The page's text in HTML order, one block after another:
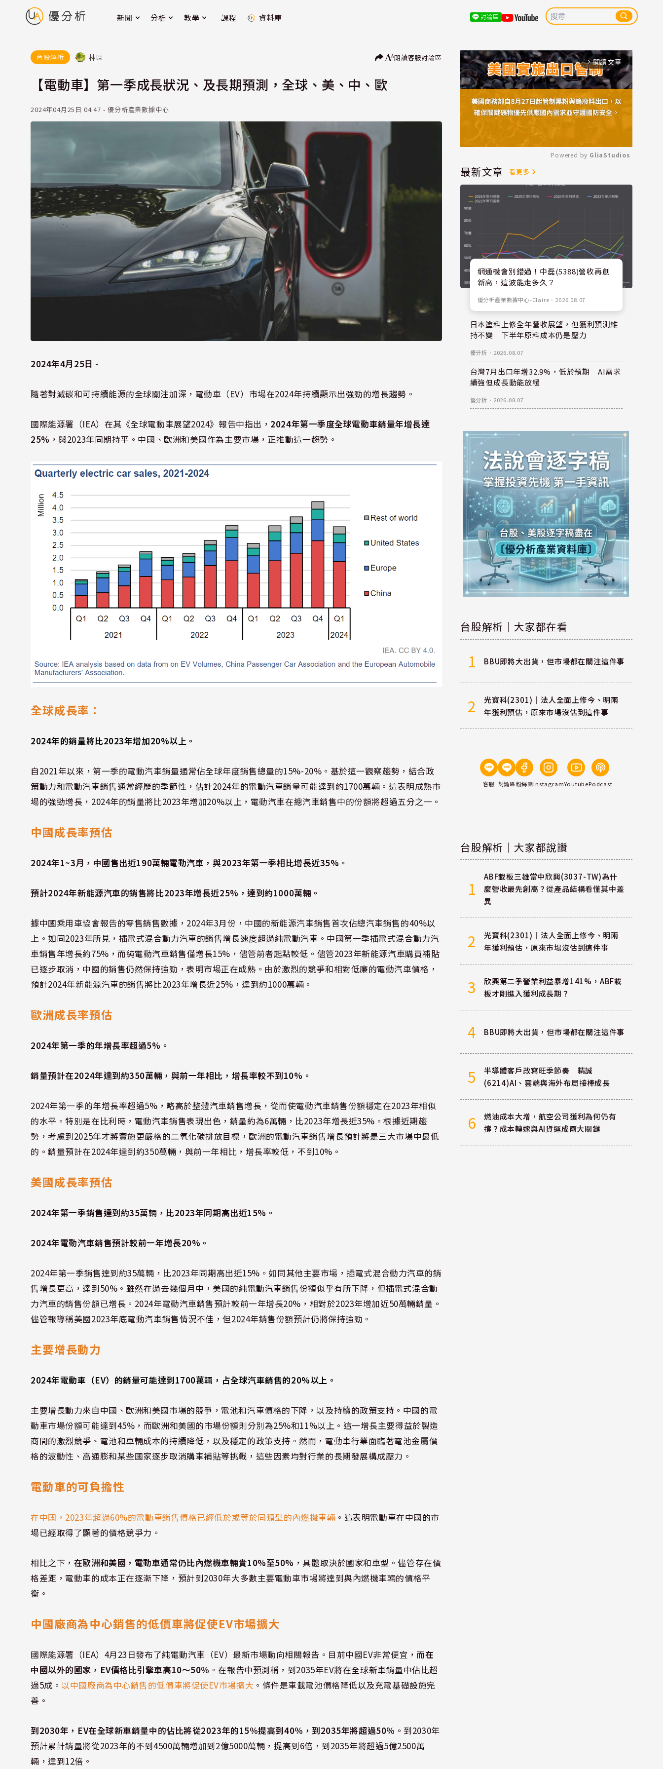
新聞 分析 教學 課程 資料庫 討論區
台股解析 林區 朗讀客服討論區
【電動車】第一季成長狀況、及長期預測，全球、美、中、歐
2024年04月25日 04:47 - 優分析產業數據中心
2024年4月25日 -
隨著對減碳和可持續能源的全球關注加深，電動車（EV）市場在2024年持續顯示出強勁的增長趨勢。
國際能源署（IEA）在其《全球電動車展望2024》報告中指出， 2024年第一季度全球電動車銷量年增長達
25% ，與2023年同期持平。中國、歐洲和美國作為主要市場，正推動這一趨勢。
全球成長率：
2024年的銷量將比2023年增加20%以上。
自2021年以來，第一季的電動汽車銷量通常佔全球年度銷售總量的15%-20%。基於這一觀察趨勢，結合政
策動力和電動汽車銷售通常經歷的季節性，估計2024年的電動汽車銷量可能達到約1700萬輛。這表明成熟市
場的強勁增長，2024年的銷量將比2023年增加20%以上，電動汽車在總汽車銷售中的份額將超過五分之一。
中國成長率預估
2024年1~3月，中國售出近190萬輛電動汽車，與2023年第一季相比增長近35%。
預計2024年新能源汽車的銷售將比2023年增長近25%，達到約1000萬輛。
據中國乘用車協會報告的零售銷售數據，2024年3月份，中國的新能源汽車銷售首次佔總汽車銷售的40%以
上。如同2023年所見，插電式混合動力汽車的銷售增長速度超過純電動汽車。中國第一季插電式混合動力汽
車銷售年增長約75%，而純電動汽車銷售僅增長15%，儘管前者起點較低。儘管2023年新能源汽車購買補貼
已逐步取消，中國的銷售仍然保持強勁，表明市場正在成熟。由於激烈的競爭和相對低廉的電動汽車價格，
預計2024年新能源汽車的銷售將比2023年增長近25%，達到約1000萬輛。
歐洲成長率預估
2024年第一季的年增長率超過5%。
銷量預計在2024年達到約350萬輛，與前一年相比，增長率較不到10%。
2024年第一季的年增長率超過5%，略高於整體汽車銷售增長，從而使電動汽車銷售份額穩定在2023年相似
的水平。特別是在比利時，電動汽車銷售表現出色，銷量約為6萬輛，比2023年增長近35%。根據近期趨
勢，考慮到2025年才將實施更嚴格的二氧化碳排放目標，歐洲的電動汽車銷售增長預計將是三大市場中最低
的。銷量預計在2024年達到約350萬輛，與前一年相比，增長率較低，不到10%。
美國成長率預估
2024年第一季銷售達到約35萬輛，比2023年同期高出近15%。
2024年電動汽車銷售預計較前一年增長20%。
2024年第一季銷售達到約35萬輛，比2023年同期高出近15%。如同其他主要市場，插電式混合動力汽車的銷
售增長更高，達到50%。雖然在過去幾個月中，美國的純電動汽車銷售份額似乎有所下降，但插電式混合動
力汽車的銷售份額已增長。2024年電動汽車銷售預計較前一年增長20%，相對於2023年增加近50萬輛銷量。
儘管報導稱美國2023年底電動汽車銷售情況不佳，但2024年銷售份額預計仍將保持強勁。
主要增長動力
2024年電動車（EV）的銷量可能達到1700萬輛，占全球汽車銷售的20%以上。
主要增長動力來自中國、歐洲和美國市場的競爭，電池和汽車價格的下降，以及持續的政策支持。中國的電
動車市場份額可能達到45%，而歐洲和美國的市場份額則分別為25%和11%以上。這一增長主要得益於製造
商間的激烈競爭、電池和車輛成本的持續降低，以及穩定的政策支持。然而，電動車行業面臨著電池金屬價
格的波動性、高通膨和某些國家逐步取消購車補貼等挑戰，這些因素均對行業的長期發展構成壓力。
電動車的可負擔性
在中國，2023年超過60%的電動車銷售價格已經低於或等於同類型的內燃機車輛 。這表明電動車在中國的市
場已經取得了顯著的價格競爭力。
相比之下， 在歐洲和美國，電動車通常仍比內燃機車輛貴10%至50% ，具體取決於國家和車型。儘管存在價
格差距，電動車的成本正在逐漸下降，預計到2030年大多數主要電動車市場將達到與內燃機車輛的價格平
衡。
中國廠商為中心銷售的低價車將促使EV市場擴大
國際能源署（IEA）4月23日發布了純電動汽車（EV）最新市場動向相關報告。目前中國EV非常便宜，而在
中國以外的國家，EV價格比引擎車高10～50％ 。在報告中預測稱，到2035年EV將在全球新車銷量中佔比超
過5成。以中國廠商為中心銷售的低價車將促使EV市場擴大 。條件是車載電池價格降低以及充電基礎設施完
善。
到2030年，EV在全球新車銷量中的佔比將從2023年的15％提高到40％，到2035年將超過50％ 。到2030年
預計累計銷量將從2023年的不到4500萬輛增加到2億5000萬輛，提高到6倍，到2035年將超過5億2500萬
輛，達到12倍。
arrow_forward_ios 閱讀文章
Mute
Powered by GliaStudios
最新文章 看更多
網通機會別錯過！中磊(5388)營收再創
新高，這波能走多久？
優分析產業數據中心-Claire ． 2026.08.07
日本塗料上修全年營收展望，但獲利預測維
持不變 下半年原料成本仍是壓力
優分析 ． 2026.08.07
台灣7月出口年增32.9%，低於預期 AI需求
續強但成長動能放緩
優分析 ． 2026.08.07
台股解析｜大家都在看
1 BBU即將大出貨，但市場都在關注這件事
2
光寶科(2301)｜法人全面上修今、明兩
年獲利預估，原來市場沒估到這件事
客服 討論區粉絲團InstagramYoutubePodcast
台股解析｜大家都說讚
1
ABF載板三雄當中欣興(3037-TW)為什
麼營收最先創高？從產品結構看懂其中差
異
2
光寶科(2301)｜法人全面上修今、明兩
年獲利預估，原來市場沒估到這件事
3
欣興第二季營業利益暴增141%，ABF載
板才剛進入獲利成長期？
4 BBU即將大出貨，但市場都在關注這件事
5
半導體客戶改寫旺季節奏 精誠
(6214)AI、雲端與海外布局接棒成長
6
燃油成本大增，航空公司獲利為何仍有
撐？成本轉嫁與AI貨運成兩大關鍵